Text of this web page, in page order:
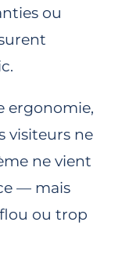
ou
ergonomie,
visiteurs ne
ne vient
— mais
ou trop